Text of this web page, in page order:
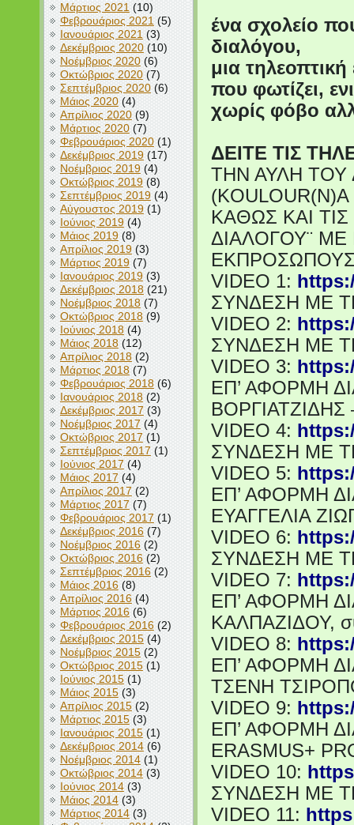
Μάρτιος 2021 (10)
Φεβρουάριος 2021 (5)
Ιανουάριος 2021 (3)
Δεκέμβριος 2020(10)
Νοέμβριος 2020(6)
Οκτώβριος 2020(7)
Σεπτέμβριος 2020(6)
Μάιος 2020(4)
Απρίλιος 2020(9)
Μάρτιος 2020(7)
Φεβρουάριος 2020(1)
Δεκέμβριος 2019(17)
Νοέμβριος 2019(4)
Οκτώβριος 2019(8)
Σεπτέμβριος 2019(4)
Αύγουστος 2019(1)
Ιούνιος 2019(4)
Μάιος 2019(8)
Απρίλιος 2019(3)
Μάρτιος 2019(7)
Ιανουάριος 2019(3)
Δεκέμβριος 2018(21)
Νοέμβριος 2018(7)
Οκτώβριος 2018(9)
Ιούνιος 2018(4)
Μάιος 2018(12)
Απρίλιος 2018(2)
Μάρτιος 2018(7)
Φεβρουάριος 2018(6)
Ιανουάριος 2018(2)
Δεκέμβριος 2017 (3)
Νοέμβριος 2017(4)
Οκτώβριος 2017(1)
Σεπτέμβριος 2017 (1)
Ιούνιος 2017 (4)
Μάιος 2017 (4)
Απρίλιος 2017 (2)
Μάρτιος 2017 (7)
Φεβρουάριος 2017(1)
Δεκέμβριος 2016(7)
Νοέμβριος 2016(2)
Οκτώβριος 2016(2)
Σεπτέμβριος 2016(2)
Μάιος 2016(8)
Απρίλιος 2016(4)
Μάρτιος 2016(6)
Φεβρουάριος 2016(2)
Δεκέμβριος 2015(4)
Νοέμβριος 2015(2)
Οκτώβριος 2015(1)
Ιούνιος 2015(1)
Μάιος 2015(3)
Απρίλιος 2015(2)
Μάρτιος 2015(3)
Ιανουάριος 2015(1)
Δεκέμβριος 2014(6)
Νοέμβριος 2014(1)
Οκτώβριος 2014(3)
Ιούνιος 2014(3)
Μάιος 2014(3)
Μάρτιος 2014(3)
ένα σχολείο
διαλόγου,
μια
που φωτίζει,
χωρίς φόβο
ΔΕΙΤΕ ΤΙΣ
ΤΗΝ ΑΥΛΗ ΤΟΥ
(KOULOUR(N)A
ΚΑΘΩΣ ΚΑΙ
ΔΙΑΛΟΓΟΥ¨
VIDEO 1:
ΣΥΝΔΕΣΗ ΜΕ
VIDEO 2:
ΣΥΝΔΕΣΗ ΜΕ
VIDEO 3:
ΕΠ’ ΑΦΟΡΜΗ
VIDEO 4:
ΣΥΝΔΕΣΗ ΜΕ
VIDEO 5:
ΕΠ’ ΑΦΟΡΜΗ
ΕΥΑΓΓΕΛΙΑ
VIDEO 6:
ΣΥΝΔΕΣΗ ΜΕ
VIDEO 7:
ΕΠ’ ΑΦΟΡΜΗ
ΚΑΛΠΑΖΙΔΟΥ,
VIDEO 8:
ΕΠ’ ΑΦΟΡΜΗ
ΤΣΕΝΗ
VIDEO 9:
ΕΠ’ ΑΦΟΡΜΗ
ERASMUS+
VIDEO 10:
ΣΥΝΔΕΣΗ ΜΕ
VIDEO 11: